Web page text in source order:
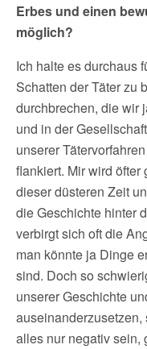
Erbes und einen
möglich?
Ich halte es durchaus
Schatten der Täter zu
durchbrechen, die wir
und in der
unserer
flankiert. Mir wird öfter
dieser düsteren Zeit
die Geschichte hinter
verbirgt sich oft die
man könnte ja Dinge
sind. Doch so
unserer Geschichte
alles nur negativ sein,